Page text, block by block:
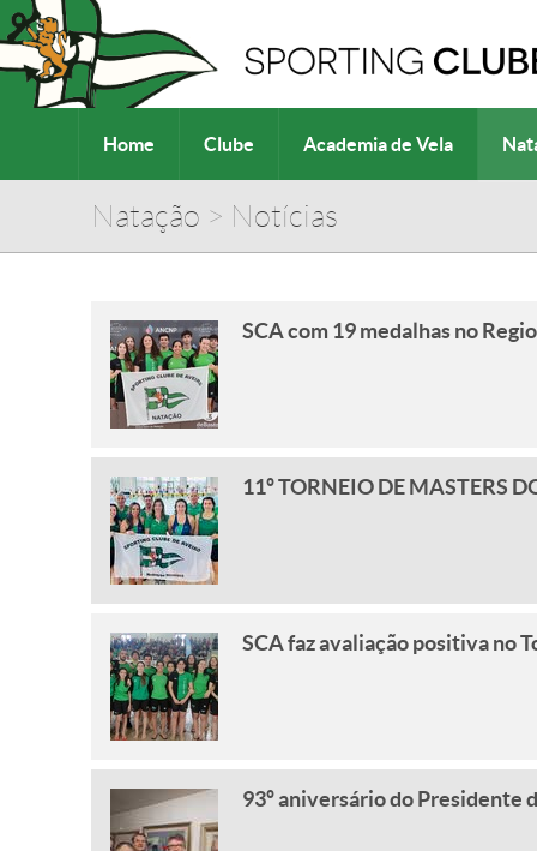
Home Clube Academia de Vela
Natação > Notícias
SCA com 19 medalhas no
11º TORNEIO DE MASTERS
SCA faz avaliação positiva no
93º aniversário do Presidente